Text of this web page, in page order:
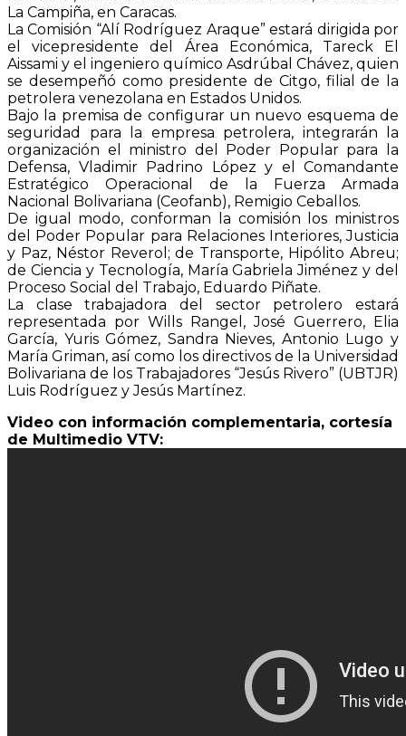
La Campiña, en Caracas.
La Comisión “Alí Rodríguez Araque” estará dirigida por
el vicepresidente del Área Económica, Tareck El
Aissami y el ingeniero químico Asdrúbal Chávez, quien
se desempeñó como presidente de Citgo, filial de la
petrolera venezolana en Estados Unidos.
Bajo la premisa de configurar un nuevo esquema de
seguridad para la empresa petrolera, integrarán la
organización el ministro del Poder Popular para la
Defensa, Vladimir Padrino López y el Comandante
Estratégico Operacional de la Fuerza Armada
Nacional Bolivariana (Ceofanb), Remigio Ceballos.
De igual modo, conforman la comisión los ministros
del Poder Popular para Relaciones Interiores, Justicia
y Paz, Néstor Reverol; de Transporte, Hipólito Abreu;
de Ciencia y Tecnología, María Gabriela Jiménez y del
Proceso Social del Trabajo, Eduardo Piñate.
La clase trabajadora del sector petrolero estará
representada por Wills Rangel, José Guerrero, Elia
García, Yuris Gómez, Sandra Nieves, Antonio Lugo y
María Griman, así como los directivos de la Universidad
Bolivariana de los Trabajadores “Jesús Rivero” (UBTJR)
Luis Rodríguez y Jesús Martínez.
Video con información complementaria, cortesía
de Multimedio VTV: